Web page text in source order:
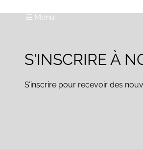
☰ Menu
S'INSCRIRE À
S’inscrire pour recevoir des